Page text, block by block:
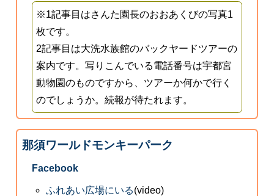
※1記事目はさんた園長のおおあくびの写真1
枚です。
2記事目は大洗水族館のバックヤードツアーの
案内です。写りこんでいる電話番号は宇都宮
動物園のものですから、ツアーか何かで行く
のでしょうか。続報が待たれます。
那須ワールドモンキーパーク
Facebook
ふれあい広場にいる(video)